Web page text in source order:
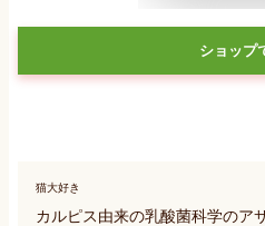
ショップ
猫大好き
カルピス由来の乳酸菌科学のア